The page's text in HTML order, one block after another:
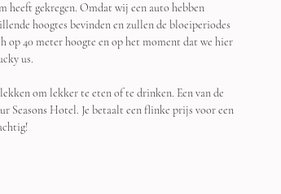
heeft gekregen. Omdat wij een auto hebben
hoogtes bevinden en zullen de bloeiperiodes
op 40 meter hoogte en op het moment dat we hier
us.
om lekker te eten of te drinken. Een van de
Seasons Hotel. Je betaalt een flinke prijs voor een